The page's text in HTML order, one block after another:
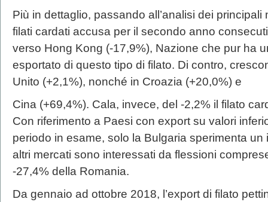
Più in dettaglio, passando all’analisi dei principali
filati cardati accusa per il secondo anno
verso Hong Kong (-17,9%), Nazione che pur ha
esportato di questo tipo di filato. Di contro,
Unito (+2,1%), nonché in Croazia (+20,0%) e
Cina (+69,4%). Cala, invece, del -2,2% il filato
Con riferimento a Paesi con export su valori
periodo in esame, solo la Bulgaria sperimenta
altri mercati sono interessati da flessioni
-27,4% della Romania.
Da gennaio ad ottobre 2018, l’export di filato